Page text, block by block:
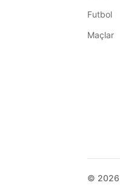
Futbol
Maçlar
© 2026